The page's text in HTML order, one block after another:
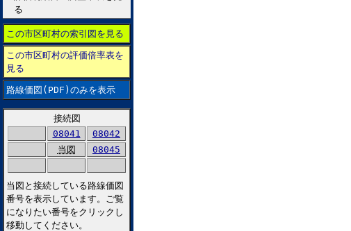
る
この市区町村の索引図を見る
この市区町村の評価倍率表を
見る
路線価図(PDF)のみを表示
接続図
08041
08042
当図
08045
当図と接続している路線価図
番号を表示しています。ご覧
になりたい番号をクリックし
移動してください。